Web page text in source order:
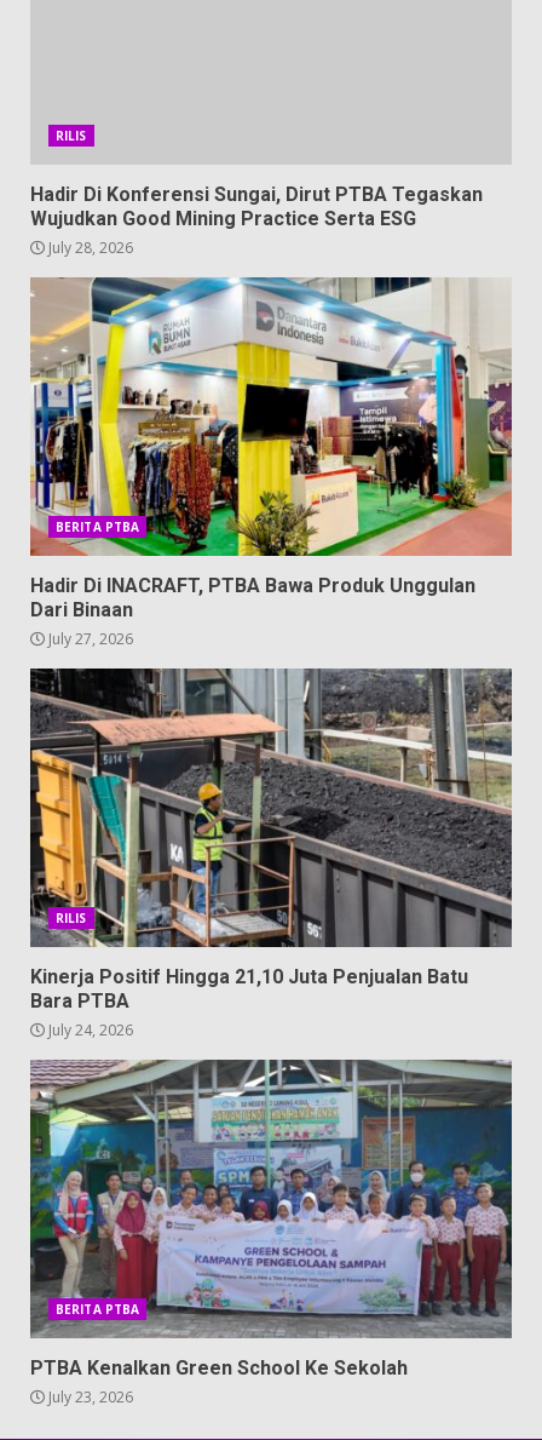
RILIS
Hadir Di Konferensi Sungai, Dirut PTBA Tegaskan
Wujudkan Good Mining Practice Serta ESG
July 28, 2026
BERITA PTBA
Hadir Di INACRAFT, PTBA Bawa Produk Unggulan
Dari Binaan
July 27, 2026
RILIS
Kinerja Positif Hingga 21,10 Juta Penjualan Batu
Bara PTBA
July 24, 2026
BERITA PTBA
PTBA Kenalkan Green School Ke Sekolah
July 23, 2026